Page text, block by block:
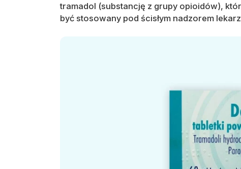
tramadol (substancję z grupy opioidów),
być stosowany pod ścisłym nadzorem